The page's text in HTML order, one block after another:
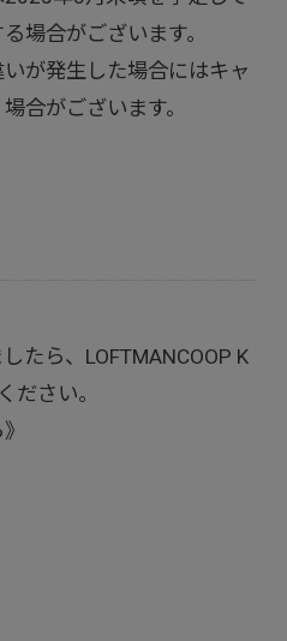
場合がございます。
が発生した場合にはキャ
合がございます。
たら、LOFTMANCOOP K
ださい。